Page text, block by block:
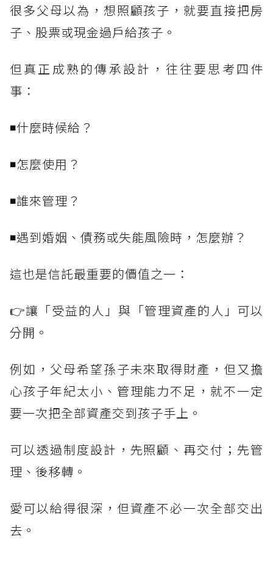
很多父母以為，想照顧孩子，就要直接把房
子、股票或現金過戶給孩子。
但真正成熟的傳承設計，往往要思考四件
事：
◾什麼時候給？
◾怎麼使用？
◾誰來管理？
◾遇到婚姻、債務或失能風險時，怎麼辦？
這也是信託最重要的價值之一：
👉讓「受益的人」與「管理資產的人」可以
分開。
例如，父母希望孫子未來取得財產，但又擔
心孩子年紀太小、管理能力不足，就不一定
要一次把全部資產交到孩子手上。
可以透過制度設計，先照顧、再交付；先管
理、後移轉。
愛可以給得很深，但資產不必一次全部交出
去。